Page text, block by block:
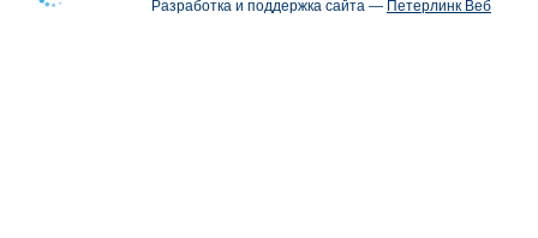
Разработка и поддержка сайта — Петерлинк Веб